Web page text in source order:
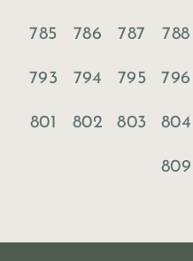
785 786 787 788
793 794 795 796
801 802 803 804
809